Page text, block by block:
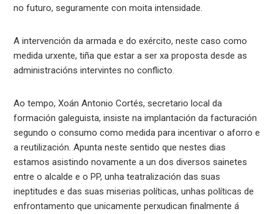
no futuro, seguramente con moita intensidade.
A intervención da armada e do exército, neste caso como
medida urxente, tiña que estar a ser xa proposta desde as
administracións intervintes no conflicto.
Ao tempo, Xoán Antonio Cortés, secretario local da
formación galeguista, insiste na implantación da facturación
segundo o consumo como medida para incentivar o aforro e
a reutilización. Apunta neste sentido que nestes dias
estamos asistindo novamente a un dos diversos sainetes
entre o alcalde e o PP, unha teatralización das suas
ineptitudes e das suas miserias políticas, unhas políticas de
enfrontamento que unicamente perxudican finalmente á